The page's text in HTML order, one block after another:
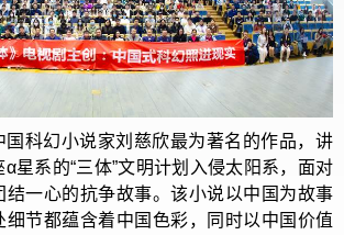
国科幻小说家刘慈欣最为著名的作品，讲
星系的“三体”文明计划入侵太阳系，面对
结一心的抗争故事。该小说以中国为故事
细节都蕴含着中国色彩，同时以中国价值